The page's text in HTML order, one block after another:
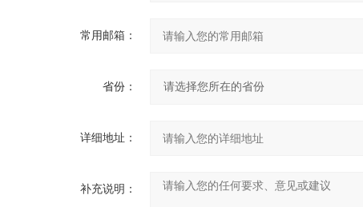
常用邮箱：
省份：
详细地址：
补充说明：